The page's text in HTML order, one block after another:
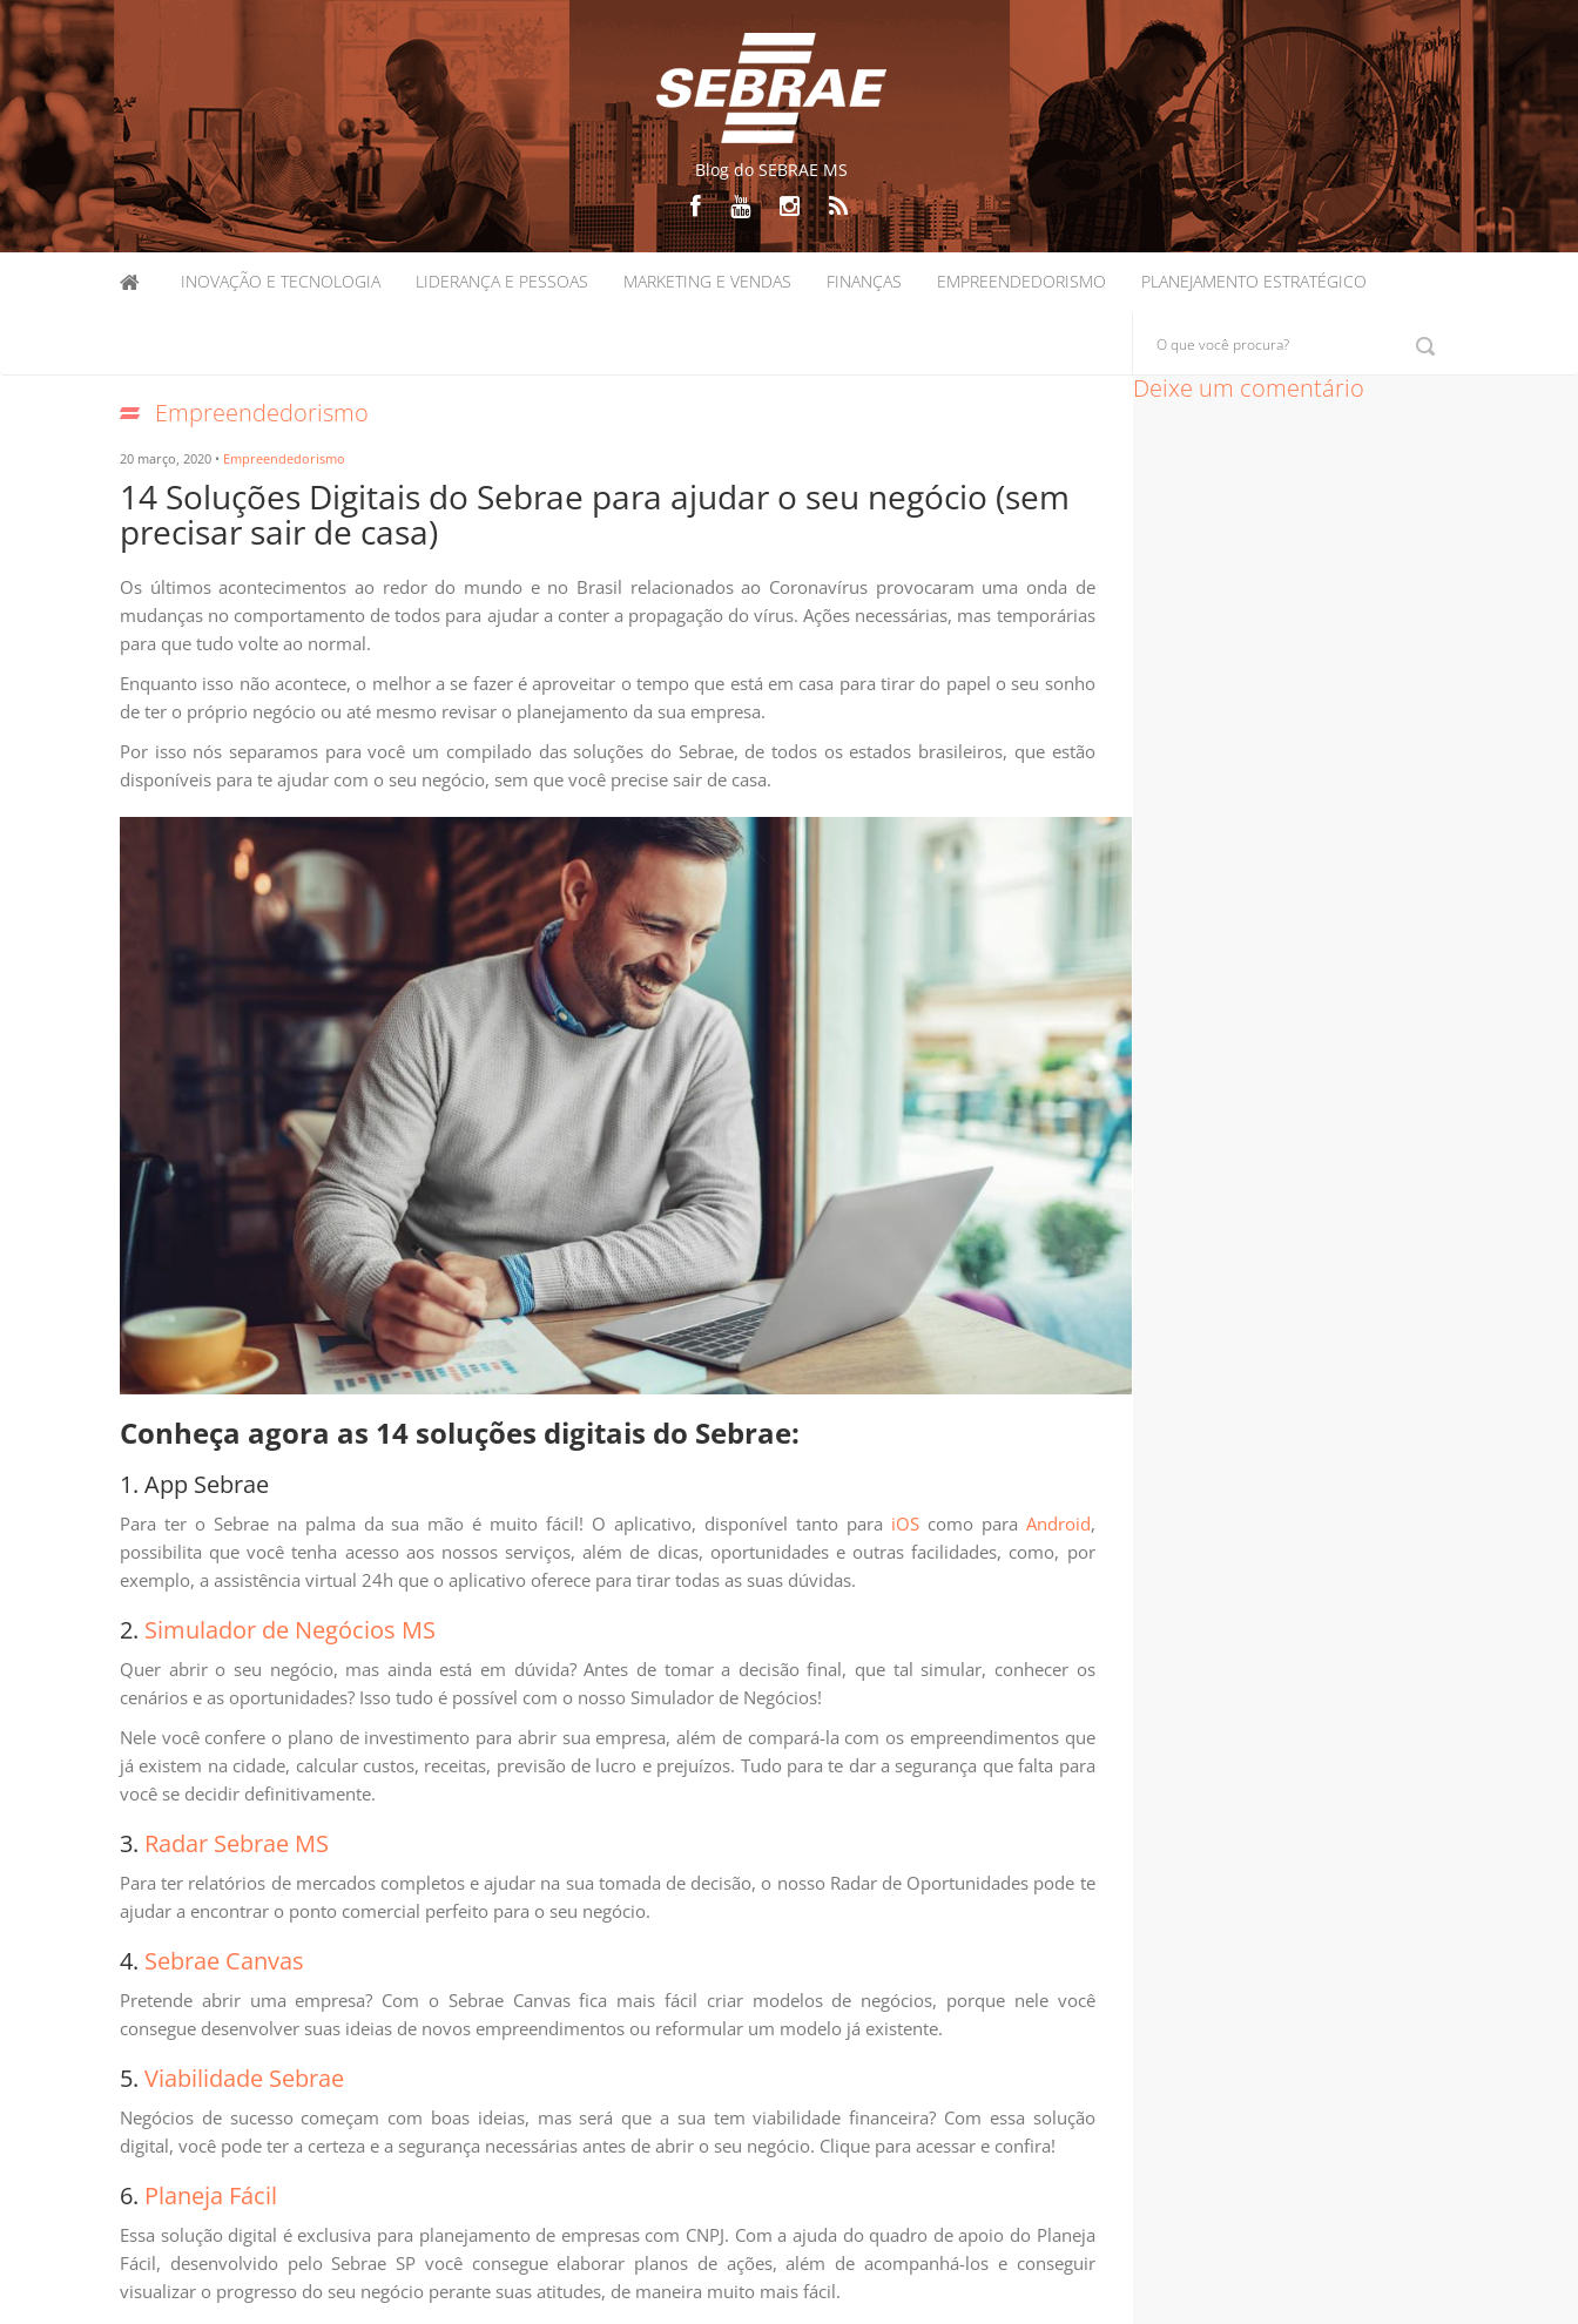
Blog do SEBRAE MS
INOVAÇÃO E TECNOLOGIA LIDERANÇA E PESSOAS MARKETING E VENDAS FINANÇAS EMPREENDEDORISMO PLANEJAMENTO ESTRATÉGICO
Empreendedorismo
20 março, 2020 • Empreendedorismo
14 Soluções Digitais do Sebrae para ajudar o seu negócio (sem
precisar sair de casa)
Os últimos acontecimentos ao redor do mundo e no Brasil relacionados ao Coronavírus provocaram uma onda de
mudanças no comportamento de todos para ajudar a conter a propagação do vírus. Ações necessárias, mas temporárias
para que tudo volte ao normal.
Enquanto isso não acontece, o melhor a se fazer é aproveitar o tempo que está em casa para tirar do papel o seu sonho
de ter o próprio negócio ou até mesmo revisar o planejamento da sua empresa.
Por isso nós separamos para você um compilado das soluções do Sebrae, de todos os estados brasileiros, que estão
disponíveis para te ajudar com o seu negócio, sem que você precise sair de casa.
Conheça agora as 14 soluções digitais do Sebrae:
1. App Sebrae
Para ter o Sebrae na palma da sua mão é muito fácil! O aplicativo, disponível tanto para iOScomo para Android,
possibilita que você tenha acesso aos nossos serviços, além de dicas, oportunidades e outras facilidades, como, por
exemplo, a assistência virtual 24h que o aplicativo oferece para tirar todas as suas dúvidas.
2. Simulador de Negócios MS
Quer abrir o seu negócio, mas ainda está em dúvida? Antes de tomar a decisão final, que tal simular, conhecer os
cenários e as oportunidades? Isso tudo é possível com o nosso Simulador de Negócios!
Nele você confere o plano de investimento para abrir sua empresa, além de compará-la com os empreendimentos que
já existem na cidade, calcular custos, receitas, previsão de lucro e prejuízos. Tudo para te dar a segurança que falta para
você se decidir definitivamente.
3. Radar Sebrae MS
Para ter relatórios de mercados completos e ajudar na sua tomada de decisão, o nosso Radar de Oportunidades pode te
ajudar a encontrar o ponto comercial perfeito para o seu negócio.
4. Sebrae Canvas
Pretende abrir uma empresa? Com o Sebrae Canvas fica mais fácil criar modelos de negócios, porque nele você
consegue desenvolver suas ideias de novos empreendimentos ou reformular um modelo já existente.
5. Viabilidade Sebrae
Negócios de sucesso começam com boas ideias, mas será que a sua tem viabilidade financeira? Com essa solução
digital, você pode ter a certeza e a segurança necessárias antes de abrir o seu negócio. Clique para acessar e confira!
6. Planeja Fácil
Essa solução digital é exclusiva para planejamento de empresas com CNPJ. Com a ajuda do quadro de apoio do Planeja
Fácil, desenvolvido pelo Sebrae SP você consegue elaborar planos de ações, além de acompanhá-los e conseguir
visualizar o progresso do seu negócio perante suas atitudes, de maneira muito mais fácil.
Deixe um comentário